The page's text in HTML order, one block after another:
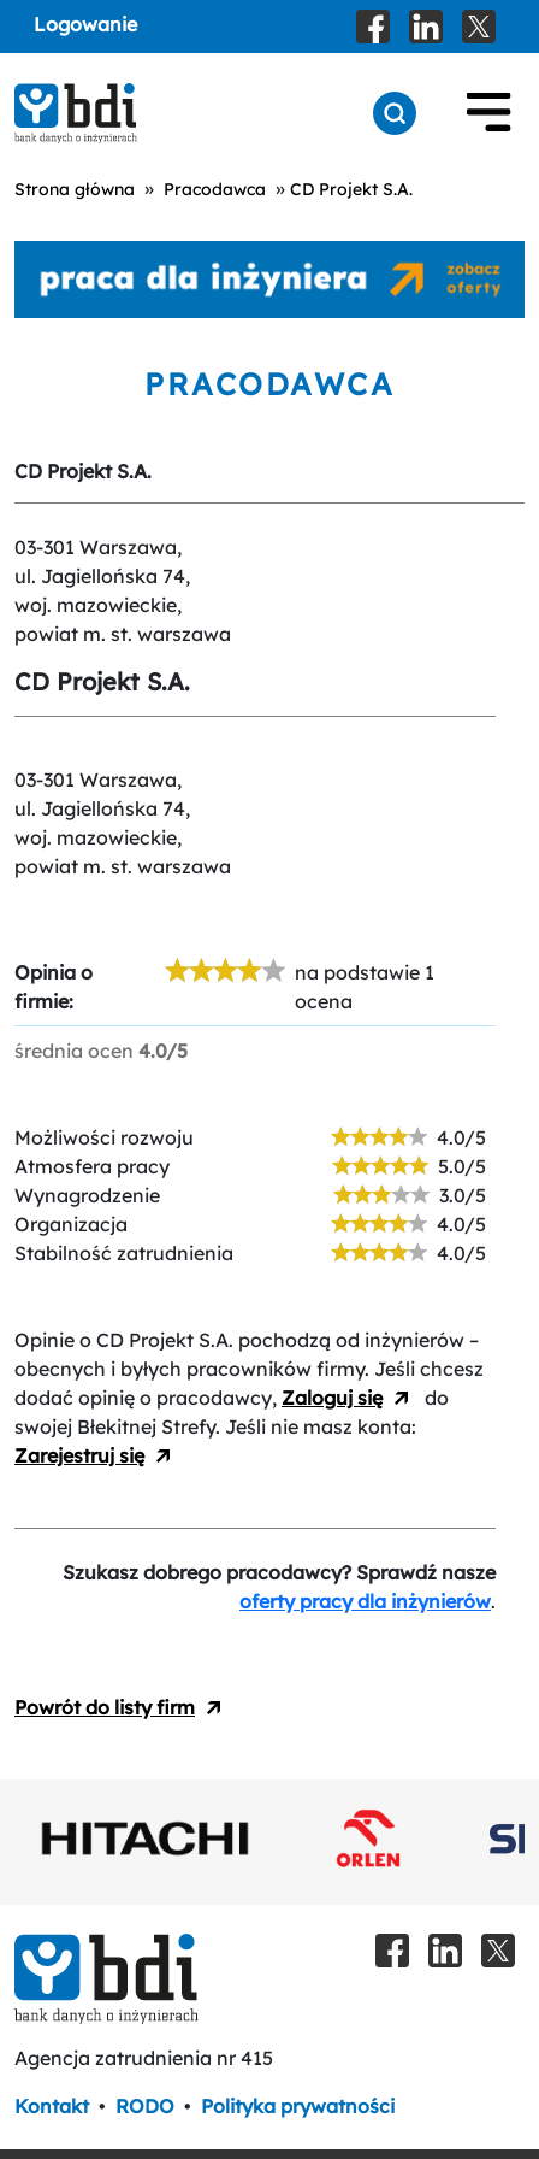
Logowanie
Strona główna » Pracodawca » CD Projekt S.A.
PRACODAWCA
CD Projekt S.A.
03-301 Warszawa,
ul. Jagiellońska 74,
woj. mazowieckie,
powiat m. st. warszawa
CD Projekt S.A.
03-301 Warszawa,
ul. Jagiellońska 74,
woj. mazowieckie,
powiat m. st. warszawa
Opinia o
firmie:
na podstawie 1
ocena
średnia ocen 4.0/5
Możliwości rozwoju
4.0/5
Atmosfera pracy
5.0/5
Wynagrodzenie
3.0/5
Organizacja
4.0/5
Stabilność zatrudnienia
4.0/5
Opinie o CD Projekt S.A. pochodzą od inżynierów –
obecnych i byłych pracowników firmy. Jeśli chcesz
dodać opinię o pracodawcy, Zaloguj się
do
swojej Błekitnej Strefy. Jeśli nie masz konta:
Zarejestruj się
Szukasz dobrego pracodawcy? Sprawdź nasze
oferty pracy dla inżynierów.
Powrót do listy firm
Agencja zatrudnienia nr 415
Kontakt • RODO • Polityka prywatności